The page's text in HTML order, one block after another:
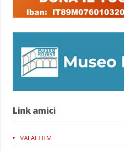
Link amici
VAI AL FILM